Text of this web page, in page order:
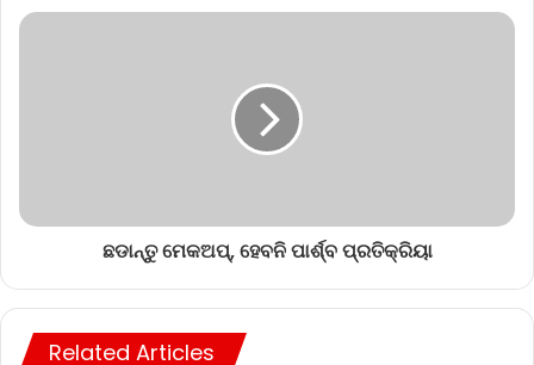
ଛଡାନ୍ତୁ ମେକଅପ୍, ହେବନି ପାର୍ଶ୍ବ ପ୍ରତିକ୍ରିୟା
Related Articles